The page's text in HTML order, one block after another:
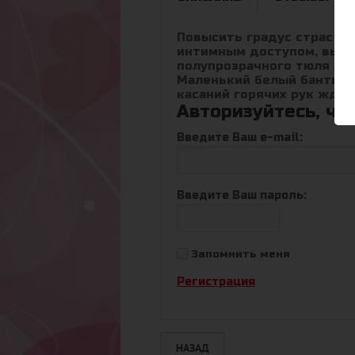
Повысить градус
интимным доступом, вы
полупрозрачного тюля в
Маленький белый бантик
касаний горячих рук ждут
Авторизуйтесь,
Введите Ваш e-mail:
Введите Ваш пароль:
Запомнить меня
Регистрация
НАЗАД